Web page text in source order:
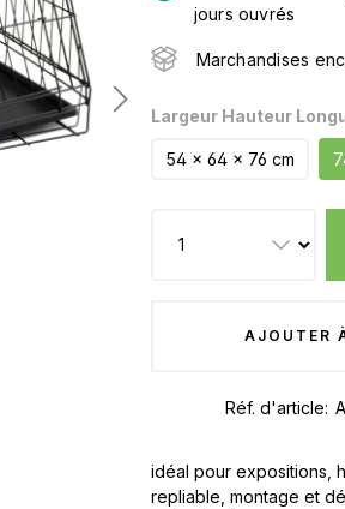
jours ouvrés
Marchandises
Largeur Hauteur
54 x 64 x 76 cm
AJOUTER
Réf. d'article:
idéal pour expositions,
repliable, montage et